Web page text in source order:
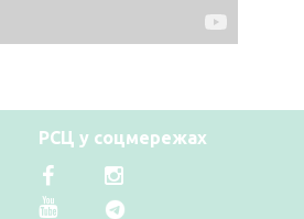
РСЦ у соцмережах